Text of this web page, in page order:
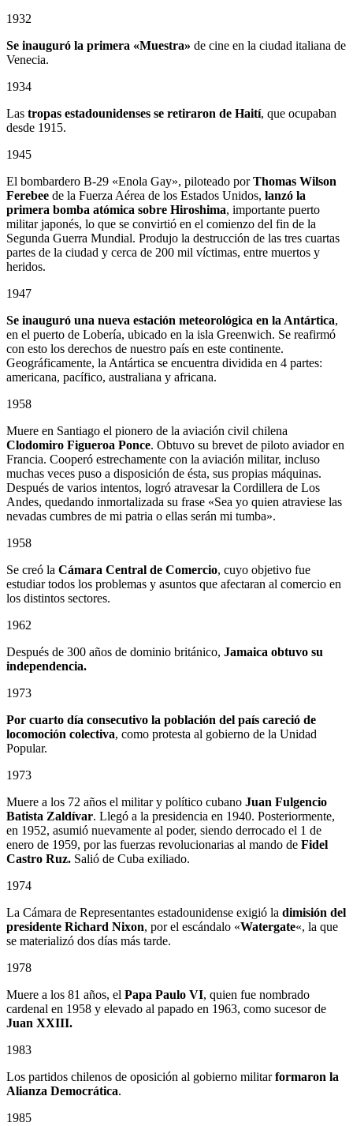
1932
Se inauguró la primera «Muestra» de cine en la ciudad italiana de
Venecia.
1934
Las tropas estadounidenses se retiraron de Haití, que ocupaban
desde 1915.
1945
El bombardero B-29 «Enola Gay», piloteado porThomas Wilson
Ferebee de la Fuerza Aérea de los Estados Unidos, lanzó la
primera bomba atómica sobre Hiroshima, importante puerto
militar japonés, lo que se convirtió en el comienzo del fin de la
Segunda Guerra Mundial. Produjo la destrucción de las tres cuartas
partes de la ciudad y cerca de 200 mil víctimas, entre muertos y
heridos.
1947
Se inauguró una nueva estación meteorológica en la Antártica,
en el puerto de Lobería, ubicado en la isla Greenwich. Se reafirmó
con esto los derechos de nuestro país en este continente.
Geográficamente, la Antártica se encuentra dividida en 4 partes:
americana, pacífico, australiana y africana.
1958
Muere en Santiago el pionero de la aviación civil chilena
Clodomiro Figueroa Ponce. Obtuvo su brevet de piloto aviador en
Francia. Cooperó estrechamente con la aviación militar, incluso
muchas veces puso a disposición de ésta, sus propias máquinas.
Después de varios intentos, logró atravesar la Cordillera de Los
Andes, quedando inmortalizada su frase «Sea yo quien atraviese las
nevadas cumbres de mi patria o ellas serán mi tumba».
1958
Se creó la Cámara Central de Comercio, cuyo objetivo fue
estudiar todos los problemas y asuntos que afectaran al comercio en
los distintos sectores.
1962
Después de 300 años de dominio británico, Jamaica obtuvo su
independencia.
1973
Por cuarto día consecutivo la población del país careció de
locomoción colectiva, como protesta al gobierno de la Unidad
Popular.
1973
Muere a los 72 años el militar y político cubano Juan Fulgencio
Batista Zaldívar. Llegó a la presidencia en 1940. Posteriormente,
en 1952, asumió nuevamente al poder, siendo derrocado el 1 de
enero de 1959, por las fuerzas revolucionarias al mando de Fidel
Castro Ruz. Salió de Cuba exiliado.
1974
La Cámara de Representantes estadounidense exigió la dimisión del
presidente Richard Nixon, por el escándalo «Watergate«, la que
se materializó dos días más tarde.
1978
Muere a los 81 años, el Papa Paulo VI, quien fue nombrado
cardenal en 1958 y elevado al papado en 1963, como sucesor de
Juan XXIII.
1983
Los partidos chilenos de oposición al gobierno militarformaron la
Alianza Democrática.
1985